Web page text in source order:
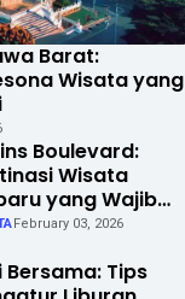
Barat:
Wisata yang
Boulevard:
Wisata
yang Wajib
di Kota
February 03, 2026
Bersama: Tips